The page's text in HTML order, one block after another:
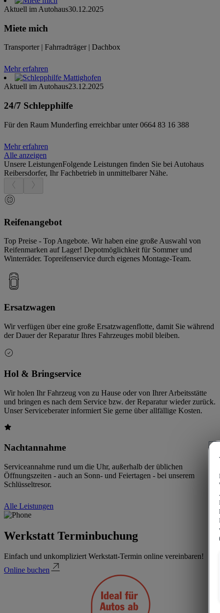
Aktuell im Autohaus30.12.2025
Miete mich
Transporter | Fahrradträger | Dachbox
Mehr erfahren
Aktuell im Autohaus23.12.2025
24/7 Schlepphilfe
Für den Raum Munderfing erreichbar unter 0664 83 16 388
Mehr erfahren
Alle anzeigen
Unsere LeistungenFolgende Leistungen finden Sie bei Autohaus
Reibersdorfer, Ihr Fachbetrieb in unmittelbarer Nähe.
Reifenangebot
Top Preise - Top Angebote. Wir haben eine große Auswahl von
Reifenmarken auf Lager! Depotmöglichkeit für Sommer und
Winterräder. Topreifenservice durch eigenes Montage-Team.
Ersatzwagen
Wir verfügen über eine große Ersatzwagenflotte, damit Sie während
der Dauer der Reparatur Ihres Fahrzeuges mobil bleiben.
Hol & Bringservice
Wir holen Ihr Fahrzeug von zu Hause oder von Ihrer Arbeitsstätte
und bringen es nach dem Service bzw. der Reparatur wieder zurück.
Unser Serviceberater informiert Sie gerne über allfällige Kosten.
Nachtannahme
Serviceannahme rund um die Uhr, außerhalb der üblichen
Öffnungszeiten - auch an Sonn- und Feiertagen - bei unserem
Schlüsseltresor.
Alle Leistungen
Werkstatt Terminbuchung
Einfach und unkompliziert Werkstatt-Termin online vereinbaren!
Online buchen